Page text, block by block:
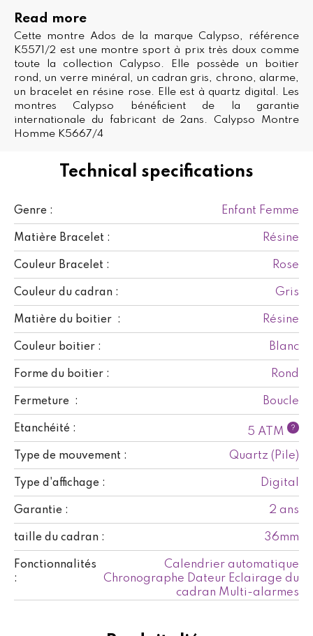
Technical specifications
Genre : Enfant Femme
Matière Bracelet : Résine
Couleur Bracelet : Rose
Couleur du cadran : Gris
Matière du boitier : Résine
Couleur boitier : Blanc
Forme du boitier : Rond
Fermeture : Boucle
Etanchéité : 5 ATM ?
Type de mouvement : Quartz (Pile)
Type d'affichage : Digital
Garantie : 2 ans
taille du cadran : 36mm
Fonctionnalités
:
Calendrier automatique
Chronographe Dateur Eclairage du
cadran Multi-alarmes
Read more
Cette montre Ados de la marque Calypso, référence
K5571/2 est une montre sport à prix très doux comme
toute la collection Calypso. Elle possède un boitier
rond, un verre minéral, un cadran gris, chrono, alarme,
un bracelet en résine rose. Elle est à quartz digital. Les
montres Calypso bénéficient de la garantie
internationale du fabricant de 2ans. Calypso Montre
Homme K5667/4